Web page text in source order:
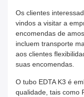
Os clientes
vindos a visitar a
encomendas de
incluem transporte
aos clientes
suas encomendas.
O tubo EDTA K3 é
qualidade, tais como